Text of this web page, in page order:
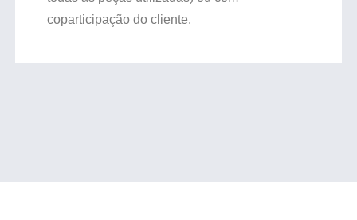
coparticipação do cliente.